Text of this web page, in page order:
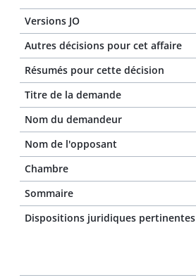
Versions JO
Autres décisions pour cet affaire
Résumés pour cette décision
Titre de la demande
Nom du demandeur
Nom de l'opposant
Chambre
Sommaire
Dispositions juridiques pertinentes